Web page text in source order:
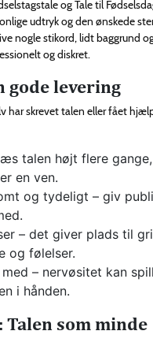
og Tale til
udtryk og den ønskede
nogle stikord, lidt baggrund
og diskret.
gode levering
har skrevet talen eller fået
talen højt flere
en ven.
og tydeligt – giv
– det giver plads til
og følelser.
– nervøsitet kan
i hånden.
som minde